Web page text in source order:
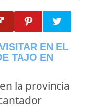
EN EL
TAJO EN
la provincia